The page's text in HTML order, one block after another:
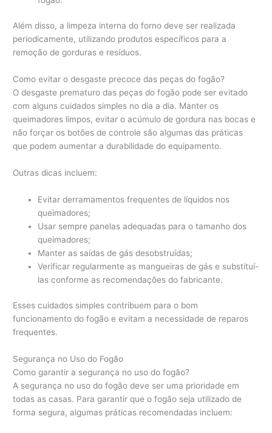
Além disso, a limpeza interna do forno deve ser realizada
periodicamente, utilizando produtos específicos para a
remoção de gorduras e resíduos.
Como evitar o desgaste precoce das peças do fogão?
O desgaste prematuro das peças do fogão pode ser evitado
com alguns cuidados simples no dia a dia. Manter os
queimadores limpos, evitar o acúmulo de gordura nas bocas e
não forçar os botões de controle são algumas das práticas
que podem aumentar a durabilidade do equipamento.
Outras dicas incluem:
Evitar derramamentos frequentes de líquidos nos
queimadores;
Usar sempre panelas adequadas para o tamanho dos
queimadores;
Manter as saídas de gás desobstruídas;
Verificar regularmente as mangueiras de gás e substituí-
las conforme as recomendações do fabricante.
Esses cuidados simples contribuem para o bom
funcionamento do fogão e evitam a necessidade de reparos
frequentes.
Segurança no Uso do Fogão
Como garantir a segurança no uso do fogão?
A segurança no uso do fogão deve ser uma prioridade em
todas as casas. Para garantir que o fogão seja utilizado de
forma segura, algumas práticas recomendadas incluem: